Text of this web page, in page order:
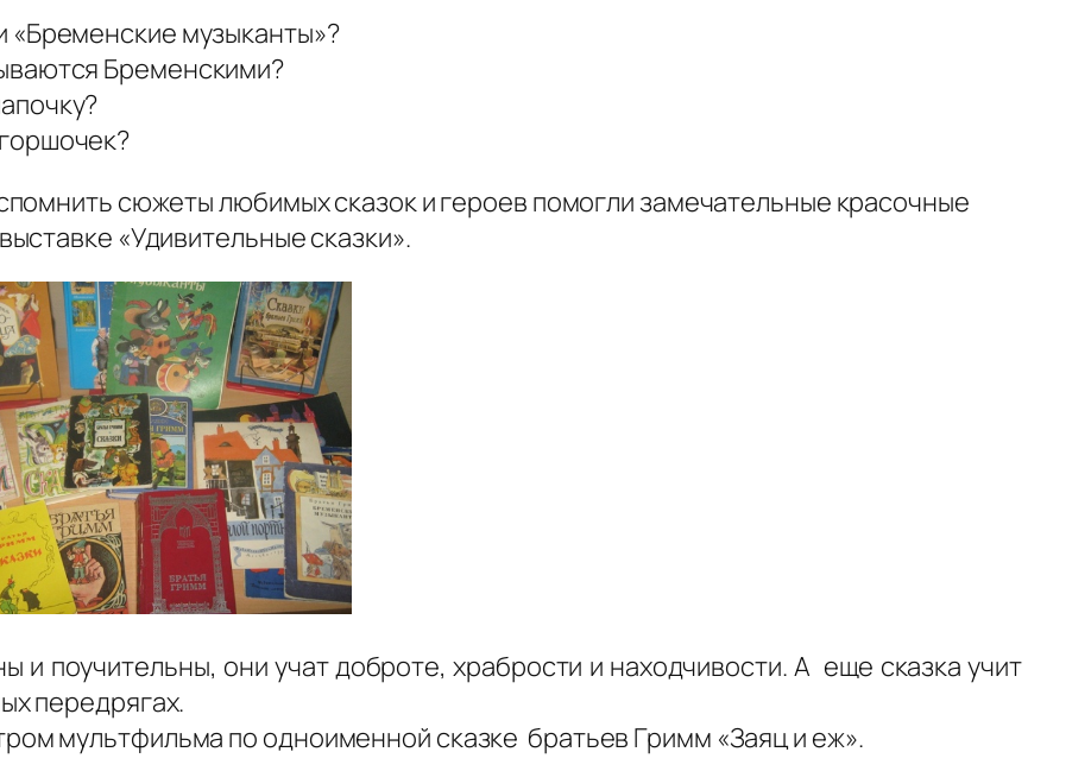
«Бременские музыканты»?
Бременскими?
сюжеты любимых сказок и героев помогли замечательные красочные
«Удивительные сказки».
и поучительны, они учат доброте, храбрости и находчивости. А еще сказка учит
передрягах.
мультфильма по одноименной сказке братьев Гримм «Заяц и еж».